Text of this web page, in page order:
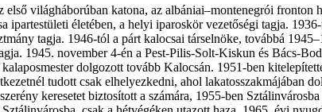
világháborúban katona, az albániai–montenegrói fronton
életében, a helyi iparoskör vezetőségi tagja.
tagja. 1946-tól a párt kalocsai társelnöke, továbbá
1945. november 4-én a Pest-Pilis-Solt-Kiskun és Bács-
dolgozott tovább Kalocsán. 1951-ben
tudott csak elhelyezkedni, ahol lakatosszakmájában
keresetet biztosított a számára, 1955-ben